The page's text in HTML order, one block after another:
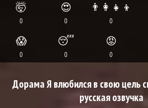
🤯
0
😍
0
👨‍👩‍👧‍👦
0
😱
0
😴
0
😡
0
Дорама Я влюбился в свою цель
русская озвучка